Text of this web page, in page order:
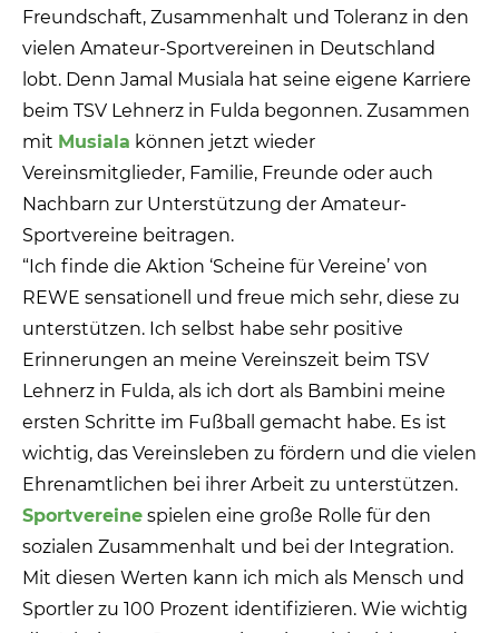
Freundschaft, Zusammenhalt und Toleranz in den
vielen Amateur-Sportvereinen in Deutschland
lobt. Denn Jamal Musiala hat seine eigene Karriere
beim TSV Lehnerz in Fulda begonnen. Zusammen
mit Musiala können jetzt wieder
Vereinsmitglieder, Familie, Freunde oder auch
Nachbarn zur Unterstützung der Amateur-
Sportvereine beitragen.
“Ich finde die Aktion ‘Scheine für Vereine’ von
REWE sensationell und freue mich sehr, diese zu
unterstützen. Ich selbst habe sehr positive
Erinnerungen an meine Vereinszeit beim TSV
Lehnerz in Fulda, als ich dort als Bambini meine
ersten Schritte im Fußball gemacht habe. Es ist
wichtig, das Vereinsleben zu fördern und die vielen
Ehrenamtlichen bei ihrer Arbeit zu unterstützen.
Sportvereine spielen eine große Rolle für den
sozialen Zusammenhalt und bei der Integration.
Mit diesen Werten kann ich mich als Mensch und
Sportler zu 100 Prozent identifizieren. Wie wichtig